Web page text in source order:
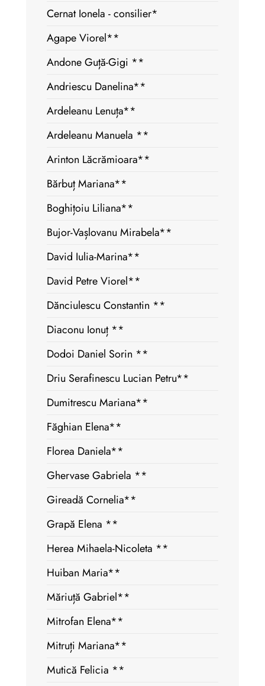
Cernat Ionela - consilier*
Agape Viorel**
Andone Guță-Gigi **
Andriescu Danelina**
Ardeleanu Lenuța**
Ardeleanu Manuela **
Arinton Lăcrămioara**
Bărbuț Mariana**
Boghițoiu Liliana**
Bujor-Vașlovanu Mirabela**
David Iulia-Marina**
David Petre Viorel**
Dănciulescu Constantin **
Diaconu Ionuț **
Dodoi Daniel Sorin **
Driu Serafinescu Lucian Petru**
Dumitrescu Mariana**
Făghian Elena**
Florea Daniela**
Ghervase Gabriela **
Gireadă Cornelia**
Grapă Elena **
Herea Mihaela-Nicoleta **
Huiban Maria**
Măriuță Gabriel**
Mitrofan Elena**
Mitruți Mariana**
Mutică Felicia **